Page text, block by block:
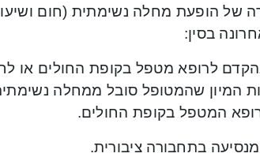
בסין:
לרופא מטפל בקופת החולים או
המיון שהמטופל סובל ממחלה
המטפל בקופת החולים.
בתחבורה ציבורית.